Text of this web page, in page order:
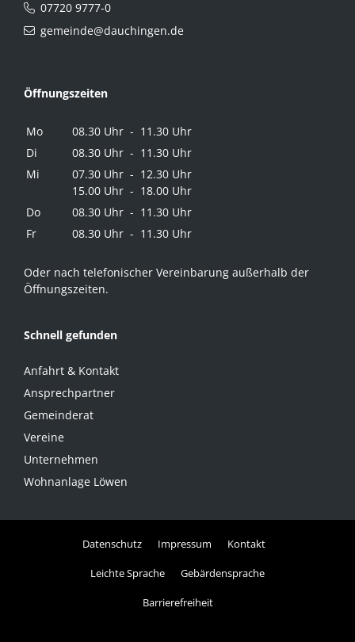
07720 9777-0
gemeinde@dauchingen.de
Öffnungszeiten
Mo
08.30 Uhr - 11.30 Uhr
Di
08.30 Uhr - 11.30 Uhr
Mi
07.30 Uhr - 12.30 Uhr
15.00 Uhr - 18.00 Uhr
Do
08.30 Uhr - 11.30 Uhr
Fr
08.30 Uhr - 11.30 Uhr
Oder nach telefonischer Vereinbarung außerhalb der
Öffnungszeiten.
Schnell gefunden
Anfahrt & Kontakt
Ansprechpartner
Gemeinderat
Vereine
Unternehmen
Wohnanlage Löwen
Datenschutz Impressum Kontakt
Leichte Sprache Gebärdensprache
Barrierefreiheit